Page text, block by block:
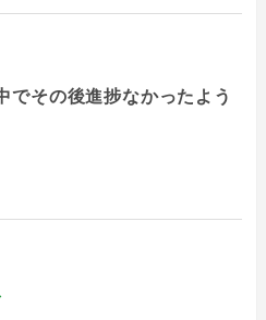
でその後進捗なかったよう